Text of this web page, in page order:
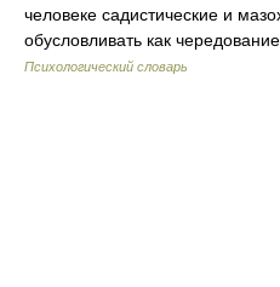
человеке садистические и
обусловливать как
Психологический словарь